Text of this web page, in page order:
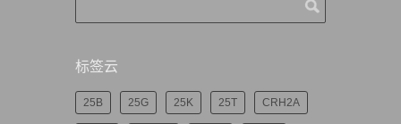
标签云
25B 25G 25K 25T CRH2A